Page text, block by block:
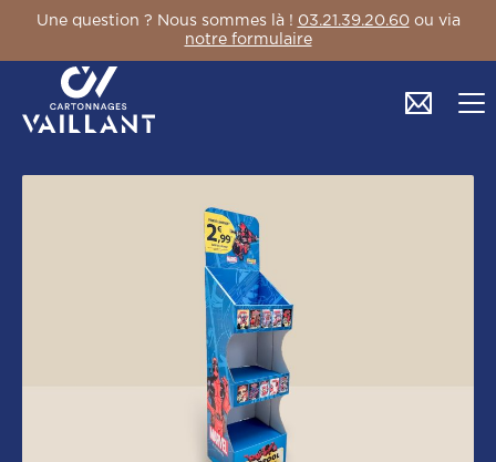
Une question ? Nous sommes là ! 03.21.39.20.60ou via
notre formulaire